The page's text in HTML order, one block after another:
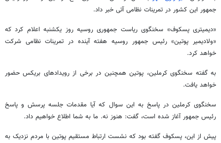
جمهور این کشور در تمرینات نظامی آتی خبر داد.
«دیمیتری پسکوف» سخنگوی ریاست جمهوری روسیه روز یکشنبه اعلام کرد که
«ولادیمیر پوتین» رئیس جمهور روسیه هفته آینده در تمرینات نظامی شرکت
خواهد کرد.
به گفته سخنگوی کرملین، پوتین همچنین در برخی از رویدادهای بریکس حضور
خواهد یافت.
سخنگوی کرملین در پاسخ به این سوال که آیا مقدمات جلسه پرسش و پاسخ
رئیس جمهور آغاز شده است، گفت: هنوز نه. ما به شما اطلاع خواهیم داد.
پیش از این، پسکوف گفته بود که نشست ارتباط مستقیم پوتین با مردم نزدیک به